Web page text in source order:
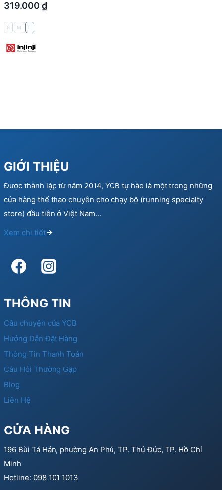
319.000 ₫
S M L
GIỚI THIỆU
Được thành lập từ năm 2014, YCB tự hào là một trong những
cửa hàng thể thao chuyên cho chạy bộ (running specialty
store) đầu tiên ở Việt Nam…
Xem chi tiết
THÔNG TIN
Câu chuyện của YCB
Hướng Dẫn Đặt Hàng
Thông Tin Thanh Toán
Câu Hỏi Thường Gặp
Blog
Liên Hệ
CỬA HÀNG
196 Bùi Tá Hán, phường An Phú, TP. Thủ Đức, TP. Hồ Chí
Minh
Hotline: 098 101 1013